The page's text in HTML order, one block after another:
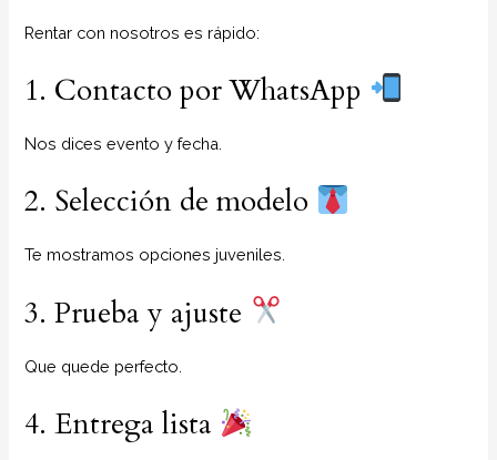
Rentar con nosotros es rápido:
1. Contacto por WhatsApp
Nos dices evento y fecha.
2. Selección de modelo
Te mostramos opciones juveniles.
3. Prueba y ajuste
Que quede perfecto.
4. Entrega lista